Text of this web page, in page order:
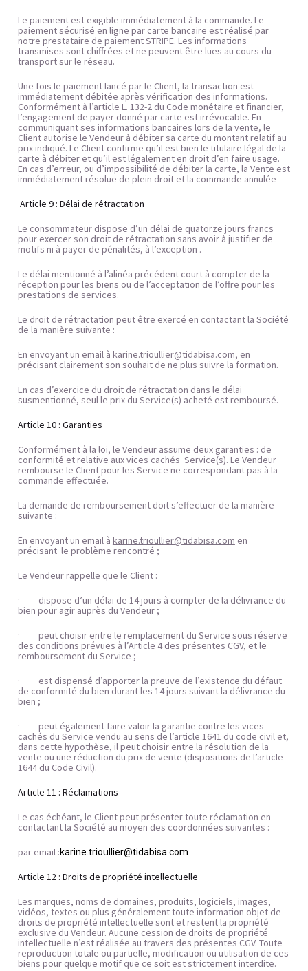
Le paiement est exigible immédiatement à la commande. Le
paiement sécurisé en ligne par carte bancaire est réalisé par
notre prestataire de paiement STRIPE. Les informations
transmises sont chiffrées et ne peuvent être lues au cours du
transport sur le réseau.
Une fois le paiement lancé par le Client, la transaction est
immédiatement débitée après vérification des informations.
Conformément à l’article L. 132-2 du Code monétaire et financier,
l’engagement de payer donné par carte est irrévocable. En
communiquant ses informations bancaires lors de la vente, le
Client autorise le Vendeur à débiter sa carte du montant relatif au
prix indiqué. Le Client confirme qu’il est bien le titulaire légal de la
carte à débiter et qu’il est légalement en droit d’en faire usage.
En cas d’erreur, ou d’impossibilité de débiter la carte, la Vente est
immédiatement résolue de plein droit et la commande annulée
Article 9 : Délai de rétractation
Le consommateur dispose d’un délai de quatorze jours francs
pour exercer son droit de rétractation sans avoir à justifier de
motifs ni à payer de pénalités, à l’exception .
Le délai mentionné à l’alinéa précédent court à compter de la
réception pour les biens ou de l’acceptation de l’offre pour les
prestations de services.
Le droit de rétractation peut être exercé en contactant la Société
de la manière suivante :
En envoyant un email à karine.trioullier@tidabisa.com, en
précisant clairement son souhait de ne plus suivre la formation.
En cas d’exercice du droit de rétractation dans le délai
susmentionné, seul le prix du Service(s) acheté est remboursé.
Article 10 : Garanties
Conformément à la loi, le Vendeur assume deux garanties : de
conformité et relative aux vices cachés  Service(s). Le Vendeur
rembourse le Client pour les Service ne correspondant pas à la
commande effectuée.
La demande de remboursement doit s’effectuer de la manière
suivante :
En envoyant un email à karine.trioullier@tidabisa.com en
précisant le problème rencontré ;
Le Vendeur rappelle que le Client :
· dispose d’un délai de 14 jours à compter de la délivrance du
bien pour agir auprès du Vendeur ;
· peut choisir entre le remplacement du Service sous réserve
des conditions prévues à l’Article 4 des présentes CGV, et le
remboursement du Service ;
· est dispensé d’apporter la preuve de l’existence du défaut
de conformité du bien durant les 14 jours suivant la délivrance du
bien ;
· peut également faire valoir la garantie contre les vices
cachés du Service vendu au sens de l’article 1641 du code civil et,
dans cette hypothèse, il peut choisir entre la résolution de la
vente ou une réduction du prix de vente (dispositions de l’article
1644 du Code Civil).
Article 11 : Réclamations
Le cas échéant, le Client peut présenter toute réclamation en
contactant la Société au moyen des coordonnées suivantes :
par email :karine.trioullier@tidabisa.com
Article 12 : Droits de propriété intellectuelle
Les marques, noms de domaines, produits, logiciels, images,
vidéos, textes ou plus généralement toute information objet de
droits de propriété intellectuelle sont et restent la propriété
exclusive du Vendeur. Aucune cession de droits de propriété
intellectuelle n’est réalisée au travers des présentes CGV. Toute
reproduction totale ou partielle, modification ou utilisation de ces
biens pour quelque motif que ce soit est strictement interdite.